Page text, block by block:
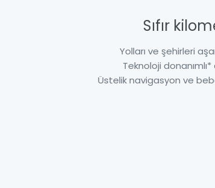
Sıfır
Yolları ve şehirleri
Teknoloji
Üstelik navigasyon ve